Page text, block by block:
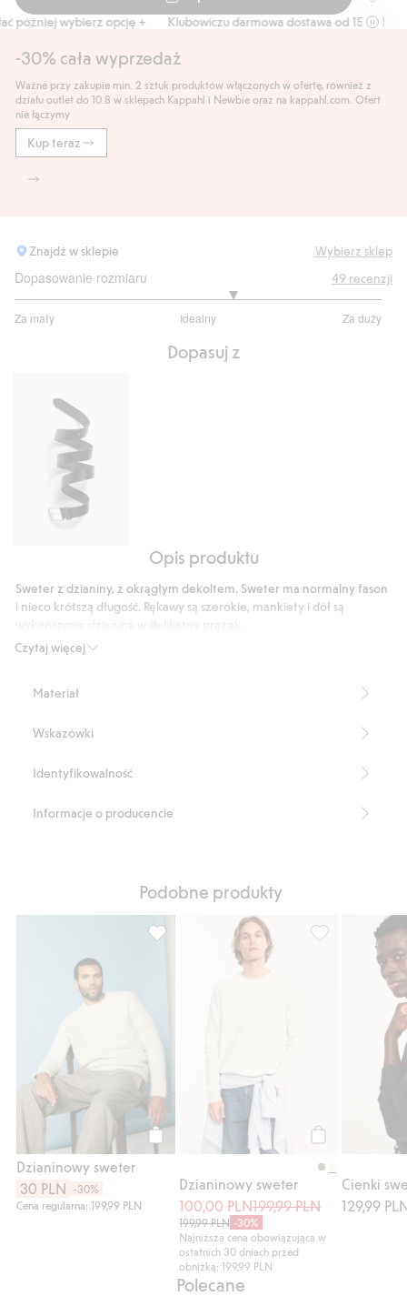
wybierz opcję + Klubowiczu darmowa dostawa od 150 zł
-30% cała wyprzedaż
Ważne przy zakupie min. 2 sztuk produktów włączonych w ofertę, również z
działu outlet do 10.8 w sklepach Kappahl i Newbie oraz na kappahl.com. Ofert
nie łączymy
Kup teraz
Znajdź w sklepie Wybierz sklep
Dopasowanie rozmiaru
Za mały Idealny Za duży
na
głosów
49 recenzji
Dopasuj z
Opis produktu
Czytaj więcej
Sweter z dzianiny, z okrągłym dekoltem. Sweter ma normalny fason
i nieco krótszą długość. Rękawy są szerokie, mankiety i dół są
Okrągły dekolt
Numer artykułu
Materiał
Wskazówki
Identyfikowalność
Informacje o producencie
Podobne produkty
Kup
Dzianinowy sweter
30 PLN
-30%
Cena regularna: 199,99 PLN
Dzianinowy sweter, Dodaj do listy
Dzianinowy sweter
100,00 PLN199,99 PLN
199,99 PLN -30%
Najniższa cena obowiązująca w
ostatnich 30 dniach przed
obniżką: 199,99 PLN
Dzianinowy
Cienki
129,99
Polecane